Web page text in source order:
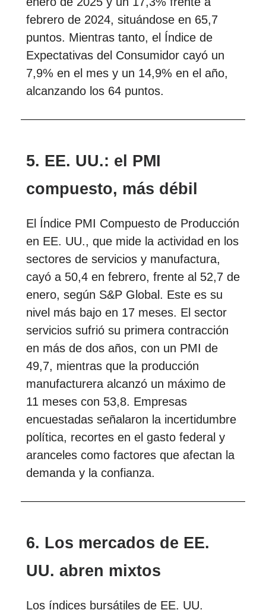
febrero de 2024, situándose en 65,7
puntos. Mientras tanto, el Índice de
Expectativas del Consumidor cayó un
7,9% en el mes y un 14,9% en el año,
alcanzando los 64 puntos.
5. EE. UU.: el PMI
compuesto, más débil
El Índice PMI Compuesto de Producción
en EE. UU., que mide la actividad en los
sectores de servicios y manufactura,
cayó a 50,4 en febrero, frente al 52,7 de
enero, según S&P Global. Este es su
nivel más bajo en 17 meses. El sector
servicios sufrió su primera contracción
en más de dos años, con un PMI de
49,7, mientras que la producción
manufacturera alcanzó un máximo de
11 meses con 53,8. Empresas
encuestadas señalaron la incertidumbre
política, recortes en el gasto federal y
aranceles como factores que afectan la
demanda y la confianza.
6. Los mercados de EE.
UU. abren mixtos
Los índices bursátiles de EE. UU.